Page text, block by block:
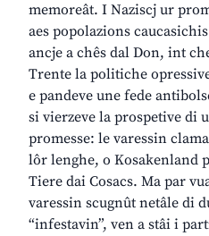
memoreât. I Naziscj ur
aes popolazions
ancje a chês dal Don, int
Trente la politiche
e pandeve une fede
si vierzeve la prospetive di
promesse: le varessin
lôr lenghe, o Kosakenland
Tiere dai Cosacs. Ma par
varessin scugnût netâle di
“infestavin”, ven a stâi i